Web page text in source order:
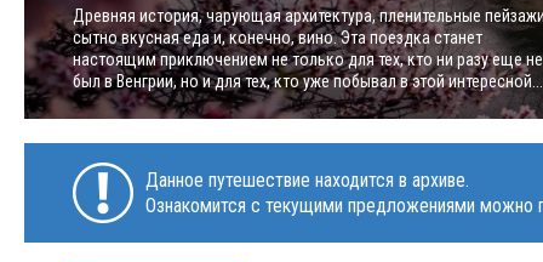
Древняя история, чарующая архитектура, пленительные
сытно вкусная еда и, конечно, вино. Эта поездка станет
настоящим приключением не только для тех, кто ни разу еще не
был в Венгрии, но и для тех, кто уже побывал в этой интересной...
Данное путешествие находится в архиве.
Ознакомится с текущими предложениями можно